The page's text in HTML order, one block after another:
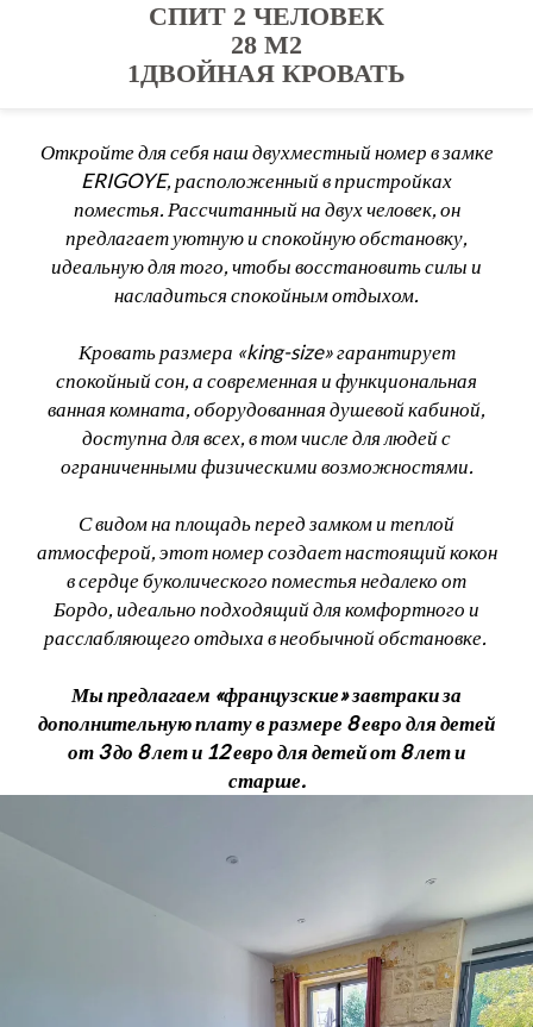
СПИТ 2 ЧЕЛОВЕК
28 M2
1ДВОЙНАЯ КРОВАТЬ
Откройте для себя наш двухместный номер в замке
ERIGOYE, расположенный в пристройках
поместья. Рассчитанный на двух человек, он
предлагает уютную и спокойную обстановку,
идеальную для того, чтобы восстановить силы и
насладиться спокойным отдыхом.
Кровать размера «king-size» гарантирует
спокойный сон, а современная и функциональная
ванная комната, оборудованная душевой кабиной,
доступна для всех, в том числе для людей с
ограниченными физическими возможностями.
С видом на площадь перед замком и теплой
атмосферой, этот номер создает настоящий кокон
в сердце буколического поместья недалеко от
Бордо, идеально подходящий для комфортного и
расслабляющего отдыха в необычной обстановке.
Мы предлагаем «французские» завтраки за
дополнительную плату в размере 8 евро для детей
от 3 до 8 лет и 12 евро для детей от 8 лет и
старше.